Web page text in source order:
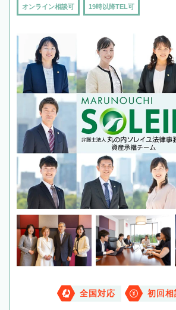
オンライン相談可 19時以降TEL可
全国対応 初回